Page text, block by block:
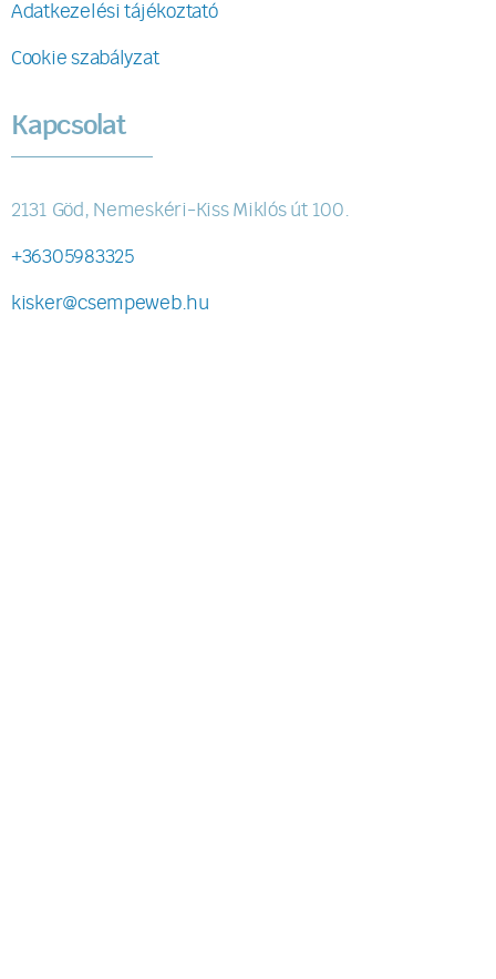
Adatkezelési tájékoztató
Cookie szabályzat
Kapcsolat
2131 Göd, Nemeskéri-Kiss Miklós út 100.
+36305983325
kisker@csempeweb.hu